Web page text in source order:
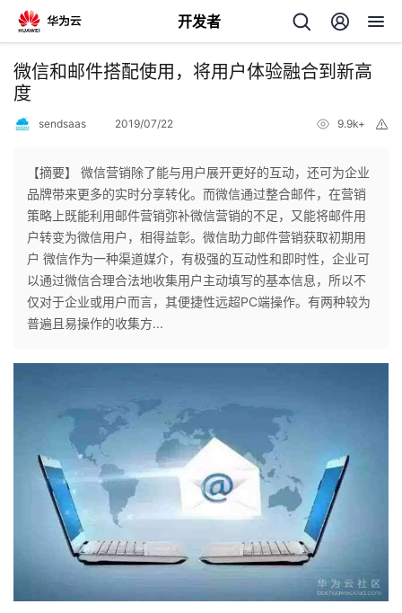
开发者
返
回
个
人
主
我
的
我
微信和邮件搭配使用，将用户体验融合到新高
度
sendsaas 2019/07/22 9.9k+
【摘要】 微信营销除了能与用户展开更好的互动，还可为企业
品牌带来更多的实时分享转化。而微信通过整合邮件，在营销
策略上既能利用邮件营销弥补微信营销的不足，又能将邮件用
户转变为微信用户，相得益彰。微信助力邮件营销获取初期用
户 微信作为一种渠道媒介，有极强的互动性和即时性，企业可
以通过微信合理合法地收集用户主动填写的基本信息，所以不
仅对于企业或用户而言，其便捷性远超PC端操作。有两种较为
普遍且易操作的收集方...